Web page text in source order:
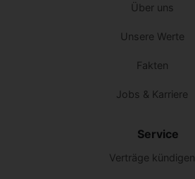
Über uns
Unsere Werte
Fakten
Jobs & Karriere
Service
Verträge kündigen